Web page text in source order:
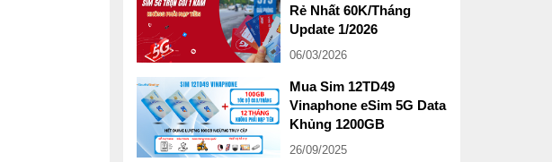
Rẻ Nhất 60K/Tháng
Update 1/2026
06/03/2026
Mua Sim 12TD49
Vinaphone eSim 5G Data
Khủng 1200GB
26/09/2025